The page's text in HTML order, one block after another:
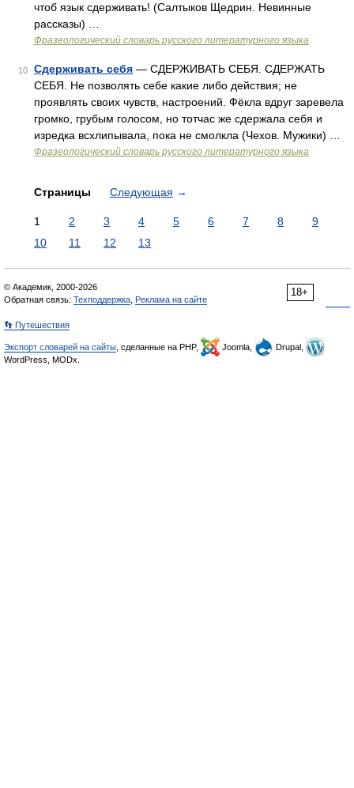
чтоб язык сдерживать! (Салтыков Щедрин. Невинные
рассказы) …
Фразеологический словарь русского литературного языка
10 Сдерживать себя — СДЕРЖИВАТЬ СЕБЯ. СДЕРЖАТЬ
СЕБЯ. Не позволять себе какие либо действия; не
проявлять своих чувств, настроений. Фёкла вдруг заревела
громко, грубым голосом, но тотчас же сдержала себя и
изредка всхлипывала, пока не смолкла (Чехов. Мужики) …
Фразеологический словарь русского литературного языка
Страницы Следующая →
1 2 3 4 5 6 7 8
9
10
11 12 13
18+
© Академик, 2000-2026
Обратная связь: Техподдержка Реклама на сайте
👣 Путешествия
Экспорт словарей на сайты , сделанные на PHP, Joomla,
Drupal,
WordPress, MODx.